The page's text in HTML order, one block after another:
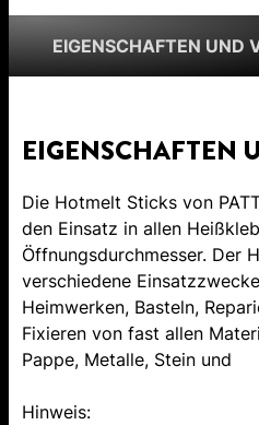
EIGENSCHAFTEN UND
EIGENSCHAFTEN
Die Hotmelt Sticks von
den Einsatz in allen
Öffnungsdurchmesser. Der
verschiedene
Heimwerken, Basteln,
Fixieren von fast allen
Pappe, Metalle, Stein und
Hinweis: